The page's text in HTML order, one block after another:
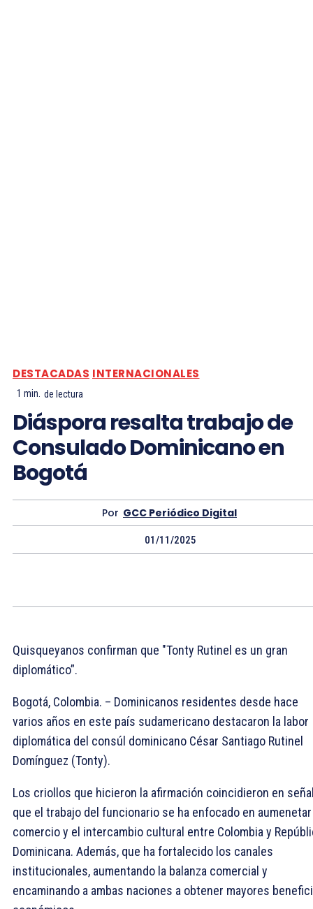
DESTACADAS INTERNACIONALES
1 min. de lectura
Diáspora resalta trabajo de
Consulado Dominicano en
Bogotá
Por GCC Periódico Digital
01/11/2025
Quisqueyanos confirman que "Tonty Rutinel es un gran
diplomático”.
Bogotá, Colombia. – Dominicanos residentes desde hace
varios años en este país sudamericano destacaron la labor
diplomática del consúl dominicano César Santiago Rutinel
Domínguez (Tonty).
Los criollos que hicieron la afirmación coincidieron en
que el trabajo del funcionario se ha enfocado en
comercio y el intercambio cultural entre Colombia y
Dominicana. Además, que ha fortalecido los canales
institucionales, aumentando la balanza comercial y
encaminando a ambas naciones a obtener mayores